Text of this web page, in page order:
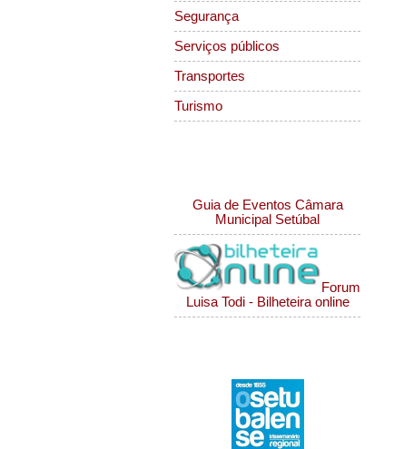
Segurança
Serviços públicos
Transportes
Turismo
Guia de Eventos Câmara
Municipal Setúbal
Forum
Luisa Todi - Bilheteira online